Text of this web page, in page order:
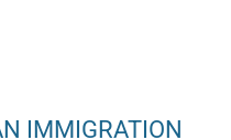
IMMIGRATION